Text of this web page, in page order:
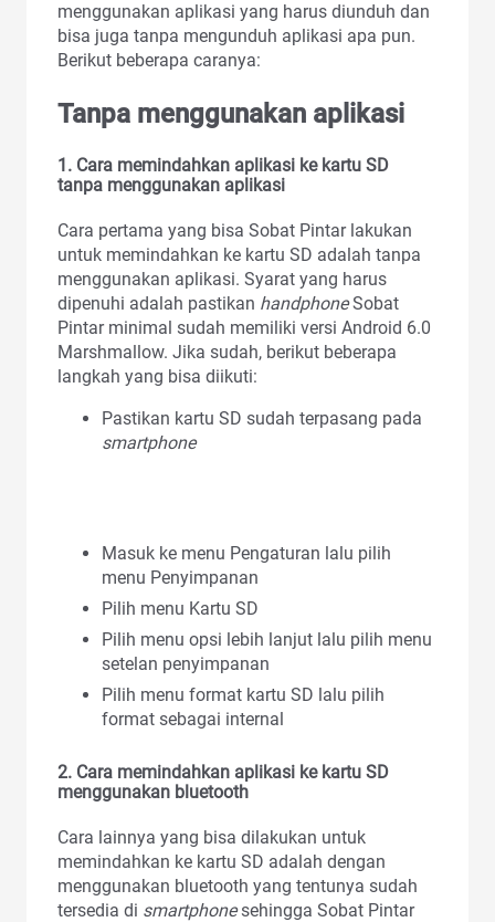
menggunakan aplikasi yang harus diunduh dan
bisa juga tanpa mengunduh aplikasi apa pun.
Berikut beberapa caranya:
Tanpa menggunakan aplikasi
1. Cara memindahkan aplikasi ke kartu SD
tanpa menggunakan aplikasi
Cara pertama yang bisa Sobat Pintar lakukan
untuk memindahkan ke kartu SD adalah tanpa
menggunakan aplikasi. Syarat yang harus
dipenuhi adalah pastikan handphoneSobat
Pintar minimal sudah memiliki versi Android 6.0
Marshmallow. Jika sudah, berikut beberapa
langkah yang bisa diikuti:
Pastikan kartu SD sudah terpasang pada
smartphone
Masuk ke menu Pengaturan lalu pilih
menu Penyimpanan
Pilih menu Kartu SD
Pilih menu opsi lebih lanjut lalu pilih menu
setelan penyimpanan
Pilih menu format kartu SD lalu pilih
format sebagai internal
2. Cara memindahkan aplikasi ke kartu SD
menggunakan bluetooth
Cara lainnya yang bisa dilakukan untuk
memindahkan ke kartu SD adalah dengan
menggunakan bluetooth yang tentunya sudah
tersedia di smartphonesehingga Sobat Pintar